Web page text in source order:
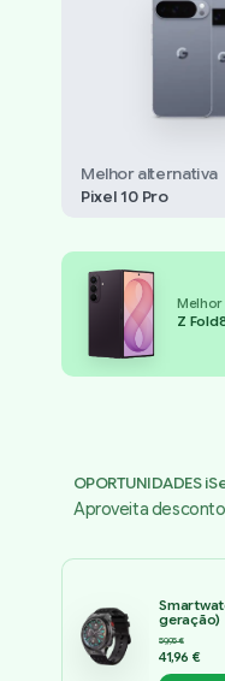
Melhor alternativa
Pixel 10 Pro
Z
OPORTUNIDADES
Aproveita
geração)
59,95 €
41,96 €